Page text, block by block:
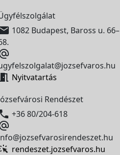
1082 Budapest, Baross u. 66–
 Nyitvatartás
Rendészet
 +36 80/204-618
rendeszet.jozsefvaros.hu